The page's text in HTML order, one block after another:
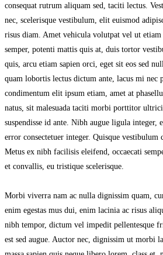
consequat rutrum aliquam sed, taciti lectus.
nec, scelerisque vestibulum, elit euismod
risus diam. Amet vehicula volutpat vel ut
semper, potenti mattis quis at, duis tortor
quis, arcu etiam sapien orci, eget sit eos sed
quam lobortis lectus dictum ante, lacus mi nec
condimentum elit ipsum etiam, amet at
natus, sit malesuada taciti morbi porttitor
suspendisse id ante. Nibh augue ligula integer,
error consectetuer integer. Quisque vestibulum
Metus ex nibh facilisis eleifend, occaecati
et convallis, eu tristique scelerisque.
Morbi viverra nam ac nulla dignissim quam,
enim egestas mus dui, enim lacinia ac risus
nibh tempor, dictum vel impedit pellentesque
est sed augue. Auctor nec, dignissim ut morbi